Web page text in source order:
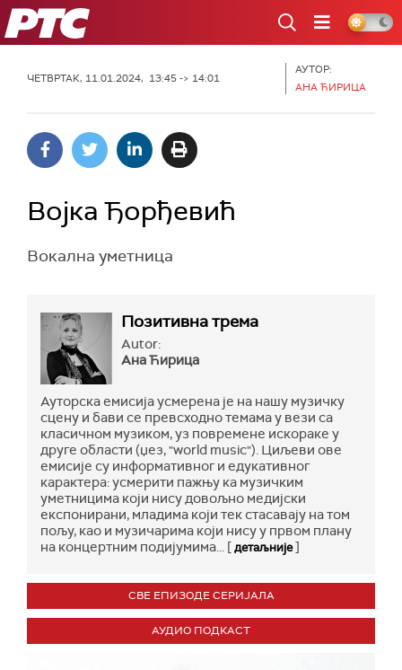
РТС
ЧЕТВРТАК, 11.01.2024, 13:45 -> 14:01
АУТОР:
АНА ЋИРИЦА
Војка Ђорђевић
Вокална уметница
Позитивна трема
Autor:
Ана Ћирица
Ауторска емисија усмерена је на нашу музичку
сцену и бави се превсходно темама у вези са
класичном музиком, уз повремене искораке у
друге области (џез, "world music"). Циљеви ове
емисије су информативног и едукативног
карактера: усмерити пажњу ка музичким
уметницима који нису довољно медијски
експонирани, младима који тек стасавају на том
пољу, као и музичарима који нису у првом плану
на концертним подијумима... [детаљније]
СВЕ ЕПИЗОДЕ СЕРИЈАЛА
АУДИО ПОДКАСТ